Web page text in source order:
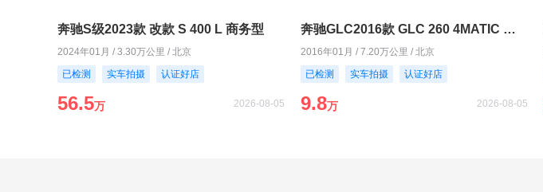
奔驰S级2023款 改款 S 400 L 商务型
2024年01月 / 3.30万公里 / 北京
已检测
实车拍摄 认证好店
56.5万 2026-08-05
奔驰GLC2016款 GLC 260 4MATIC 动感型
2016年01月 / 7.20万公里 / 北京
已检测
实车拍摄 认证好店
9.8万 2026-08-05